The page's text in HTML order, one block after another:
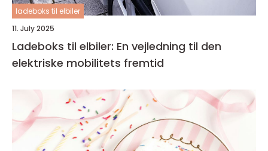
ladeboks til elbiler
11. July 2025
Ladeboks til elbiler: En vejledning til den
elektriske mobilitets fremtid